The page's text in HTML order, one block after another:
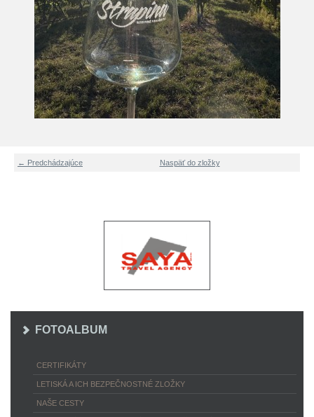
← Predchádzajúce Naspäť do zložky
FOTOALBUM
CERTIFIKÁTY
LETISKÁ A ICH BEZPEČNOSTNÉ ZLOŽKY
NAŠE CESTY